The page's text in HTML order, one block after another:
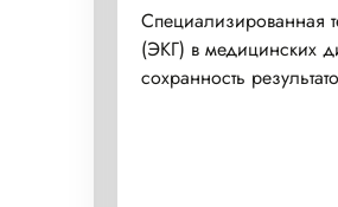
Специализированная
(ЭКГ) в медицинских
сохранность